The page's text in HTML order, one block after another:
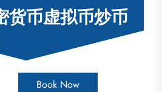
货币虚拟币炒币
Book Now